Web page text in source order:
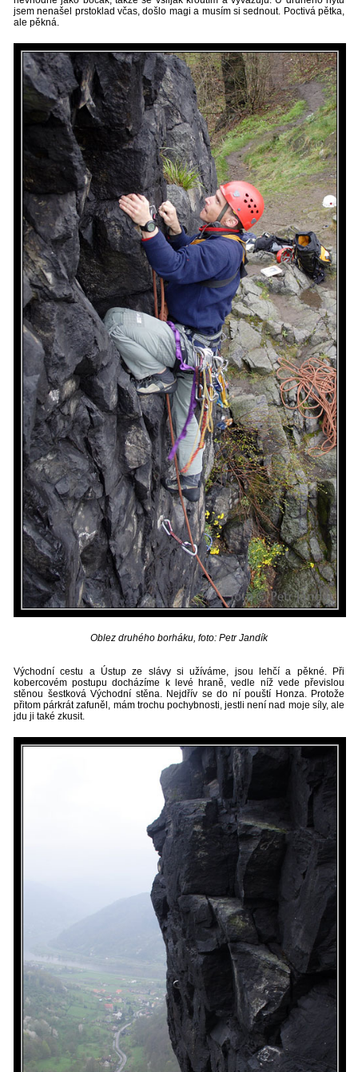
jsem nenašel prstoklad včas, došlo magi a musím si sednout. Poctivá pětka,
ale pěkná.
Oblez druhého borháku, foto: Petr Jandík
Východní cestu a Ústup ze slávy si užíváme, jsou lehčí a pěkné. Při
kobercovém postupu docházíme k levé hraně, vedle níž vede převislou
stěnou šestková Východní stěna. Nejdřív se do ní pouští Honza. Protože
přitom párkrát zafuněl, mám trochu pochybnosti, jestli není nad moje síly, ale
jdu ji také zkusit.